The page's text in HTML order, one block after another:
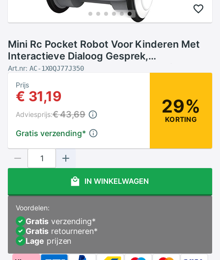
Mini Rc Pocket Robot Voor Kinderen Met
Interactieve Dialoog Gesprek,
Spraakherkenning, Chat Record, Zingen En
Dansen
Art.nr: AC-1X0QJ77J350
Prijs
€ 31,19
Gratis verzending*
Adviesprijs:€ 43,69 29%
KORTING
IN WINKELWAGEN
Voordelen:
Gratisverzending*
Gratisretourneren*
Lage prijzen